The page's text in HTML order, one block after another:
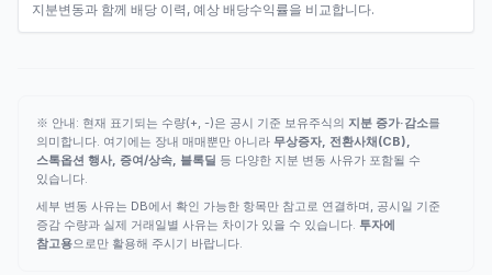
지분변동과 함께 배당 이력, 예상 배당수익률을 비교합니다.
※ 안내: 현재 표기되는 수량(+, -)은 공시 기준 보유주식의 지분 증가·감소를
의미합니다. 여기에는 장내 매매뿐만 아니라 무상증자, 전환사채(CB),
스톡옵션 행사, 증여/상속, 블록딜 등 다양한 지분 변동 사유가 포함될 수
있습니다.
세부 변동 사유는 DB에서 확인 가능한 항목만 참고로 연결하며, 공시일 기준
증감 수량과 실제 거래일별 사유는 차이가 있을 수 있습니다. 투자에
참고용으로만 활용해 주시기 바랍니다.